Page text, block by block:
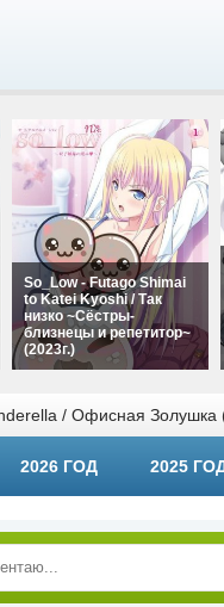
So_Low - Futago Shimai
to Katei Kyoshi / Так
низко ~Сёстры-
близнецы и репетитор~
(2023г.)
/ Офисная Золушка
2026 ГОД 2025